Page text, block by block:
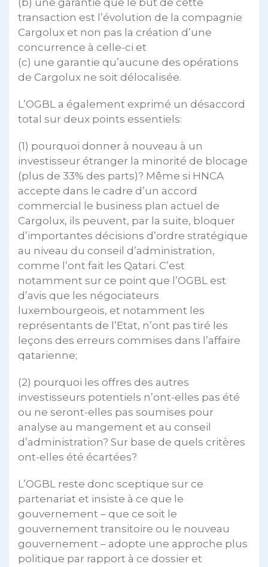
(b) une garantie que le but de cette
transaction est l’évolution de la compagnie
Cargolux et non pas la création d’une
concurrence à celle-ci et
(c) une garantie qu’aucune des opérations
de Cargolux ne soit délocalisée.
L’OGBL a également exprimé un désaccord
total sur deux points essentiels:
(1) pourquoi donner à nouveau à un
investisseur étranger la minorité de blocage
(plus de 33% des parts)? Même si HNCA
accepte dans le cadre d’un accord
commercial le business plan actuel de
Cargolux, ils peuvent, par la suite, bloquer
d’importantes décisions d’ordre stratégique
au niveau du conseil d’administration,
comme l’ont fait les Qatari. C’est
notamment sur ce point que l’OGBL est
d’avis que les négociateurs
luxembourgeois, et notamment les
représentants de l’Etat, n’ont pas tiré les
leçons des erreurs commises dans l’affaire
qatarienne;
(2) pourquoi les offres des autres
investisseurs potentiels n’ont-elles pas été
ou ne seront-elles pas soumises pour
analyse au mangement et au conseil
d’administration? Sur base de quels critères
ont-elles été écartées?
L’OGBL reste donc sceptique sur ce
partenariat et insiste à ce que le
gouvernement – que ce soit le
gouvernement transitoire ou le nouveau
gouvernement – adopte une approche plus
politique par rapport à ce dossier et